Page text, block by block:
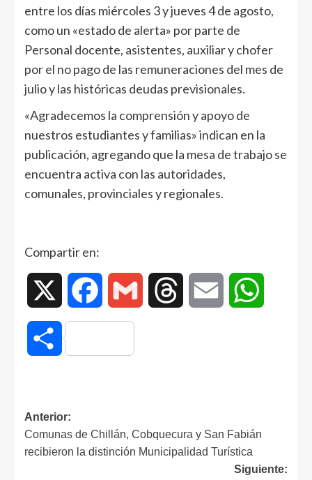
entre los días miércoles 3 y jueves 4 de agosto,
como un «estado de alerta» por parte de
Personal docente, asistentes, auxiliar y chofer
por el no pago de las remuneraciones del mes de
julio y las históricas deudas previsionales.
«Agradecemos la comprensión y apoyo de
nuestros estudiantes y familias» indican en la
publicación, agregando que la mesa de trabajo se
encuentra activa con las autoridades,
comunales, provinciales y regionales.
Compartir en:
Facebook Gmail Threads Email
Compartir
Anterior:
Comunas de Chillán, Cobquecura y San Fabián
recibieron la distinción Municipalidad Turística
Siguiente: